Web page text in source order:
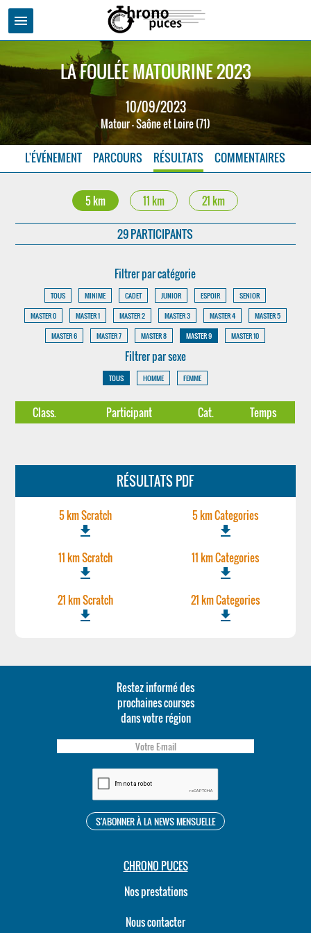
menu
LA FOULÉE MATOURINE 2023
10/09/2023
Matour - Saône et Loire (71)
L'ÉVÉNEMENT PARCOURS RÉSULTATS COMMENTAIRES
5 km 11 km 21 km
29 PARTICIPANTS
Filtrer par catégorie
TOUS MINIME CADET JUNIOR ESPOIR
SENIOR
MASTER 0
MASTER 1 MASTER 2 MASTER 3 MASTER 4
MASTER 5
MASTER 6
MASTER 7 MASTER 8 MASTER 9 MASTER 10
Filtrer par sexe
TOUS HOMME FEMME
Class. Participant Cat. Temps
RÉSULTATS PDF
5 km Scratch
file_download
5 km Categories
file_download
11 km Scratch
file_download
11 km Categories
file_download
21 km Scratch
file_download
21 km Categories
file_download
Restez informé des
prochaines courses
dans votre région
CHRONO PUCES
Nos prestations
Nous contacter